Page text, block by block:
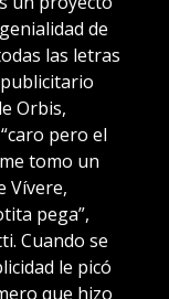
de
las letras
Orbis,
pero el
tomo un
Vívere,
pega”,
Cuando se
le picó
que hizo